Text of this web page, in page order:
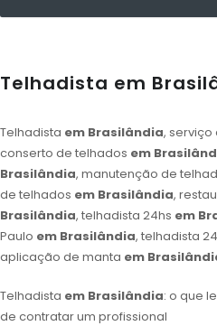
Telhadista em
Telhadista em Brasilândia, serviço
conserto de telhados em
Brasilândia, manutenção de
de telhados em Brasilândia,
Brasilândia, telhadista 24hs em
Paulo em Brasilândia, telhadista
aplicação de manta em
Telhadista em Brasilândia: o que
de contratar um profissional